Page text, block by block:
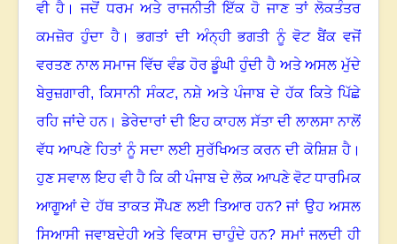
ਵੀ ਹੈ। ਜਦੋਂ ਧਰਮ ਅਤੇ ਰਾਜਨੀਤੀ ਇੱਕ ਹੋ ਜਾਣ ਤਾਂ ਲੋਕਤੰਤਰ
ਕਮਜ਼ੋਰ ਹੁੰਦਾ ਹੈ। ਭਗਤਾਂ ਦੀ ਅੰਨ੍ਹੀ ਭਗਤੀ ਨੂੰ ਵੋਟ ਬੈਂਕ ਵਜੋਂ
ਵਰਤਣ ਨਾਲ ਸਮਾਜ ਵਿੱਚ ਵੰਡ ਹੋਰ ਡੂੰਘੀ ਹੁੰਦੀ ਹੈ ਅਤੇ ਅਸਲ ਮੁੱਦੇ
ਬੇਰੁਜ਼ਗਾਰੀ, ਕਿਸਾਨੀ ਸੰਕਟ,ਨਸ਼ੇ ਅਤੇ ਪੰਜਾਬ ਦੇ ਹੱਕ ਕਿਤੇ ਪਿੱਛੇ
ਰਹਿ ਜਾਂਦੇ ਹਨ। ਡੇਰੇਦਾਰਾਂ ਦੀ ਇਹ ਕਾਹਲ ਸੱਤਾ ਦੀ ਲਾਲਸਾ ਨਾਲੋਂ
ਵੱਧ ਆਪਣੇ ਹਿਤਾਂ ਨੂੰ ਸਦਾ ਲਈ ਸੁਰੱਖਿਅਤ ਕਰਨ ਦੀ ਕੋਸ਼ਿਸ਼ ਹੈ।
ਹੁਣ ਸਵਾਲ ਇਹ ਵੀ ਹੈ ਕਿ ਕੀ ਪੰਜਾਬ ਦੇ ਲੋਕ ਆਪਣੇ ਵੋਟ ਧਾਰਮਿਕ
ਆਗੂਆਂ ਦੇ ਹੱਥ ਤਾਕਤ ਸੌਂਪਣ ਲਈ ਤਿਆਰ ਹਨ?ਜਾਂ ਉਹ ਅਸਲ
ਸਿਆਸੀ ਜਵਾਬਦੇਹੀ ਅਤੇ ਵਿਕਾਸ ਚਾਹੁੰਦੇ ਹਨ? ਸਮਾਂ ਜਲਦੀ ਹੀ